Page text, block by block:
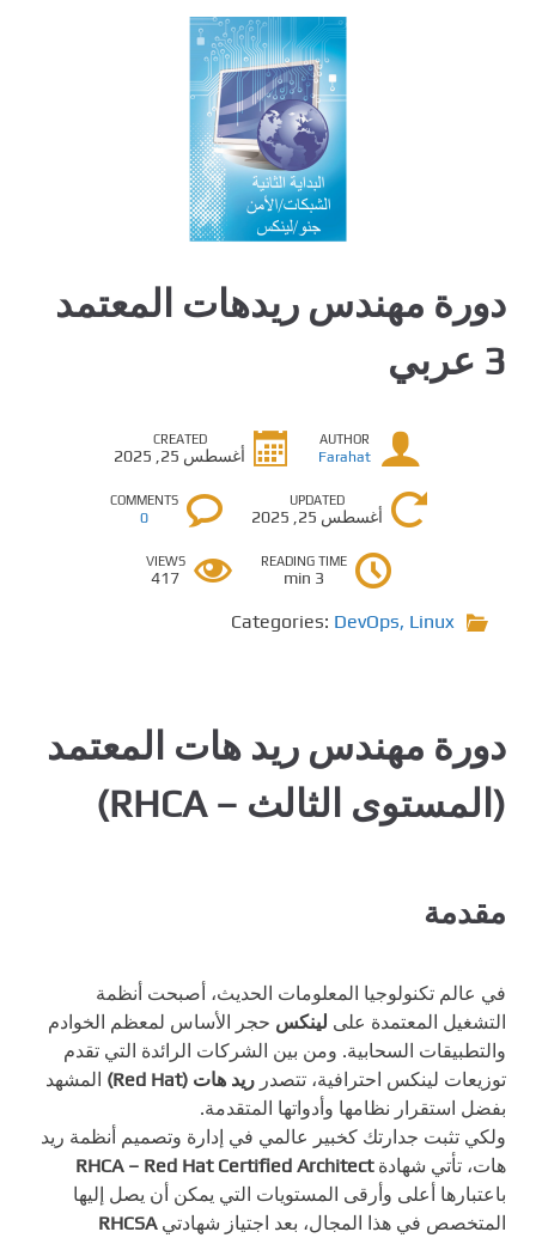
دورة مهندس ريدهات المعتمد
3 عربي
AUTHOR
Farahat
CREATED
أغسطس 25, 2025
UPDATED
أغسطس 25, 2025
COMMENTS
0
READING TIME
3 min
VIEWS
417
Categories: DevOps, Linux
دورة مهندس ريد هات المعتمد
(المستوى الثالث – RHCA)
مقدمة
في عالم تكنولوجيا المعلومات الحديث، أصبحت أنظمة
التشغيل المعتمدة على لينكس حجر الأساس لمعظم الخوادم
والتطبيقات السحابية. ومن بين الشركات الرائدة التي تقدم
توزيعات لينكس احترافية، تتصدر ريد هات (Red Hat)
المشهد
بفضل استقرار نظامها وأدواتها المتقدمة.
ولكي تثبت جدارتك كخبير عالمي في إدارة وتصميم أنظمة ريد
هات، تأتي شهادةRHCA – Red Hat Certified Architect
باعتبارها أعلى وأرقى المستويات التي يمكن أن يصل إليها
المتخصص في هذا المجال، بعد اجتياز شهادتيRHCSA